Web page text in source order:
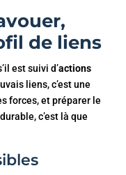
de liens
est suivi d’actions
liens, c’est une
forces, et préparer le
c’est là que